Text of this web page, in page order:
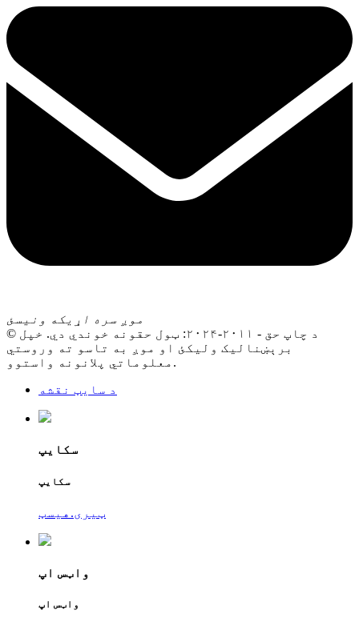
موږ سره اړیکه ونیسئ
© د چاپ حق - ۲۰۱۱-۲۰۲۴: ټول حقونه خوندي دي. خپل
برېښنالیک ولیکئ او موږ به تاسو ته وروستي
معلوماتي پلانونه واستوو.
د سایټ نقشه
سکایپ
سکایپ
ټیری.هیسټ
واټس اپ
واټس اپ